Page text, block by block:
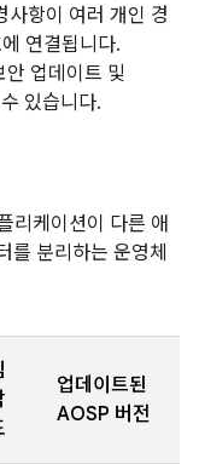
사항이 여러 개인 경
연결됩니다.
업데이트 및
있습니다.
리케이션이 다른 애
를 분리하는 운영체
업데이트된
AOSP 버전